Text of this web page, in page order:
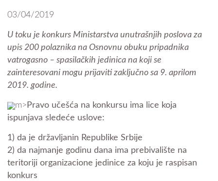
03/04/2019
U toku je konkurs Ministarstva unutrašnjih poslova za
upis 200 polaznika na Osnovnu obuku pripadnika
vatrogasno – spasilačkih jedinica na koji se
zainteresovani mogu prijaviti zaključno sa 9. aprilom
2019. godine.
m> Pravo učešća na konkursu ima lice koja
ispunjava sledeće uslove:
1) da je državljanin Republike Srbije
2) da najmanje godinu dana ima prebivalište na
teritoriji organizacione jedinice za koju je raspisan
konkurs